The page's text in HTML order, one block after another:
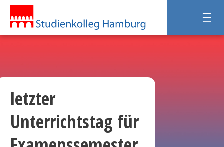
letzter
Unterrichtstag für